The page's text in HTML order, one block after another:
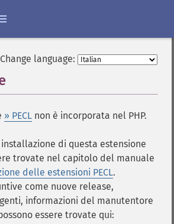
Change language:
» PECL non è incorporata nel PHP.
di questa estensione
trovate nel capitolo del manuale
delle estensioni PECL.
come nuove release,
informazioni del manutentore
essere trovate qui: